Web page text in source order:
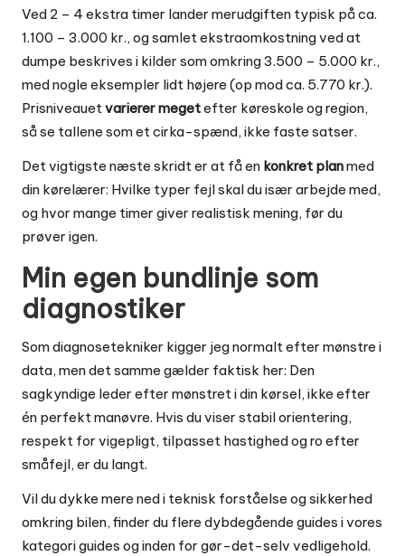
Ved 2 – 4 ekstra timer lander merudgiften typisk på ca.
1.100 – 3.000 kr., og samlet ekstraomkostning ved at
dumpe beskrives i kilder som omkring 3.500 – 5.000 kr.,
med nogle eksempler lidt højere (op mod ca. 5.770 kr.).
Prisniveauetvarierer megetefter køreskole og region,
så se tallene som et cirka-spænd, ikke faste satser.
Det vigtigste næste skridt er at få en konkret planmed
din kørelærer: Hvilke typer fejl skal du især arbejde med,
og hvor mange timer giver realistisk mening, før du
prøver igen.
Min egen bundlinje som
diagnostiker
Som diagnosetekniker kigger jeg normalt efter mønstre i
data, men det samme gælder faktisk her: Den
sagkyndige leder efter mønstret i din kørsel, ikke efter
én perfekt manøvre. Hvis du viser stabil orientering,
respekt for vigepligt, tilpasset hastighed og ro efter
småfejl, er du langt.
Vil du dykke mere ned i teknisk forståelse og sikkerhed
omkring bilen, finder du flere dybdegående guides i vores
kategoriguides og inden for gør-det-selv vedligehold.